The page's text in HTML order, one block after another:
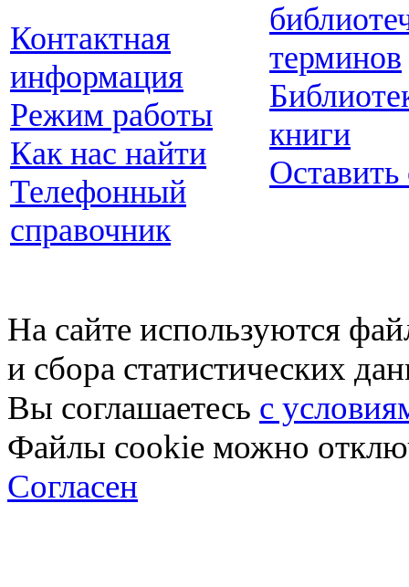
Контактная
информация
Режим работы
Как нас найти
Телефонный
справочник
терминов
книги
Оставить
На сайте используются
и сбора статистических
Вы соглашаетесь с
Файлы cookie можно
Согласен